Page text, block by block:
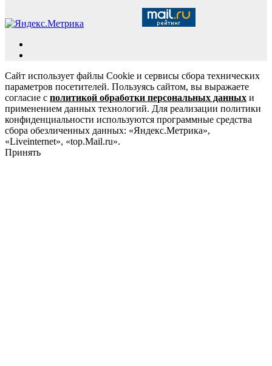
Сайт использует файлы Cookie и сервисы сбора технических
параметров посетителей. Пользуясь сайтом, вы выражаете
согласие с политикой обработки персональных данных и
применением данных технологий. Для реализации политики
конфиденциальности используются программные средства
сбора обезличенных данных: «Яндекс.Метрика»,
«Liveinternet», «top.Mail.ru».
Принять